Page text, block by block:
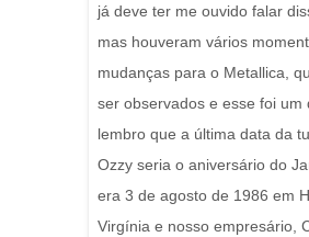
já deve ter me ouvido falar
mas houveram vários
mudanças para o Metallica,
ser observados e esse foi um
lembro que a última data da
Ozzy seria o aniversário do
era 3 de agosto de 1986 em
Virgínia e nosso empresário,